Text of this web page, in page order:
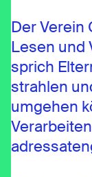
Der Verein
Lesen und
sprich
strahlen
umgehen